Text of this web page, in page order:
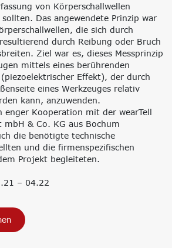
fördern lassen
Economy &
Produkt &
(CCF)
Product
(EPD)
von Körperschallwellen
Das angewendete Prinzip war
die sich durch
durch Reibung oder Bruch
Ziel war es, dieses Messprinzip
mittels eines berührenden
Effekt), der durch
eines Werkzeuges relativ
kann, anzuwenden.
enger Kooperation mit der wearTell
mbH & Co. KG aus Bochum
die benötigte technische
und die firmenspezifischen
Projekt begleiteten.
– 04.22